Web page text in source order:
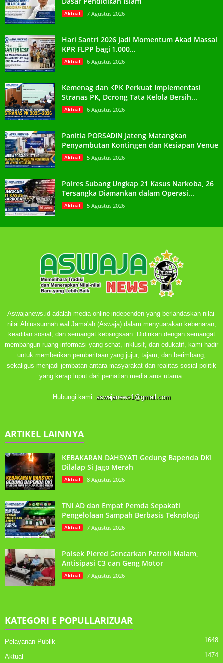
Aktual 7 Agustus 2026
Hari Santri 2026 Jadi Momentum Akad Massal
KPR FLPP bagi 1.000...
Aktual 6 Agustus 2026
Kemenag dan KPK Perkuat Implementasi
Stranas PK, Dorong Tata Kelola Bersih...
Aktual 6 Agustus 2026
Panitia PORSADIN Jateng Matangkan
Penyambutan Kontingen dan Kesiapan Venue
Aktual 5 Agustus 2026
Polres Subang Ungkap 21 Kasus Narkoba, 26
Tersangka Diamankan dalam Operasi...
Aktual 5 Agustus 2026
Aswajanews.id adalah media online independen yang berlandaskan nilai-
nilai Ahlussunnah wal Jama'ah (Aswaja) dalam menyuarakan kebenaran,
keadilan sosial, dan semangat kebangsaan. Didirikan dengan semangat
membangun ruang informasi yang sehat, inklusif, dan edukatif, kami hadir
untuk memberikan pemberitaan yang jujur, tajam, dan berimbang,
sekaligus menjadi jembatan antara masyarakat dan realitas sosial-politik
yang kerap luput dari perhatian media arus utama.
Hubungi kami: aswajanews1@gmail.com
ARTIKEL LAINNYA
KEBAKARAN DAHSYAT! Gedung Bapenda DKI
Dilalap Si Jago Merah
Aktual 8 Agustus 2026
TNI AD dan Empat Pemda Sepakati
Pengelolaan Sampah Berbasis Teknologi
Aktual 7 Agustus 2026
Polsek Plered Gencarkan Patroli Malam,
Antisipasi C3 dan Geng Motor
Aktual 7 Agustus 2026
KATEGORI E POPULLARIZUAR
Pelayanan Publik 1648
Aktual 1474